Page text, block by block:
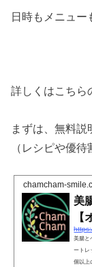
日時もメニュー
詳しくはこちら
まずは、無料
（レシピや優
chamcham-
美
【
美腸と
ートレ
個以上